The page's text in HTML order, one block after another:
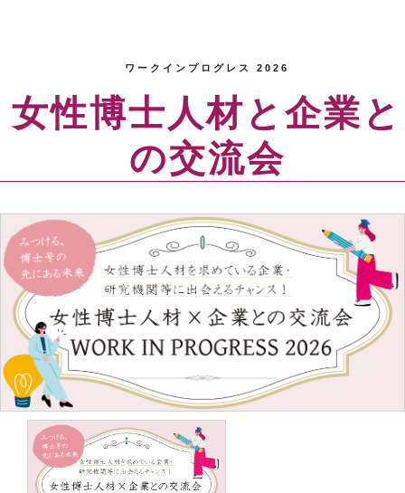
ワークインプログレス 2026
女性博士人材と企業と
の交流会